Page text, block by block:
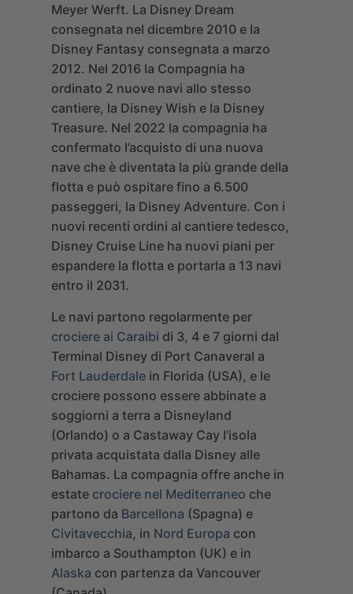
Meyer Werft. La Disney Dream
consegnata nel dicembre 2010 e la
Disney Fantasy consegnata a marzo
2012. Nel 2016 la Compagnia ha
ordinato 2 nuove navi allo stesso
cantiere, la Disney Wish e la Disney
Treasure. Nel 2022 la compagnia ha
confermato l’acquisto di una nuova
nave che è diventata la più grande della
flotta e può ospitare fino a 6.500
passeggeri, la Disney Adventure. Con i
nuovi recenti ordini al cantiere tedesco,
Disney Cruise Line ha nuovi piani per
espandere la flotta e portarla a 13 navi
entro il 2031.
Le navi partono regolarmente per
crociere ai Caraibi di 3, 4 e 7 giorni dal
Terminal Disney di Port Canaveral a
Fort Lauderdale in Florida (USA), e le
crociere possono essere abbinate a
soggiorni a terra a Disneyland
(Orlando) o a Castaway Cay l’isola
privata acquistata dalla Disney alle
Bahamas. La compagnia offre anche in
estate crociere nel Mediterraneo che
partono da Barcellona (Spagna) e
Civitavecchia, in Nord Europa con
imbarco a Southampton (UK) e in
Alaska con partenza da Vancouver